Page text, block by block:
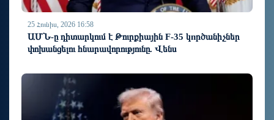
25 Հունիս, 2026 16:58
ԱՄՆ-ը դիտարկում է Թուրքիային F-35 կnրծանիչներ
փոխանցելու հնարավորությունը. Վենս